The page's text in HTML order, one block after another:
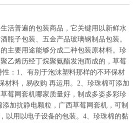
活普遍的包装商品，它关键用以新鲜水
瓶子包装、五金产品玻璃钢制品包装。
主要用途能够分成二种包装原材料。珍
乙烯历经丁烷聚氨酯发泡而成的，草莓
：1、有别于泡沫塑料那样的不环保材
材料，易收购 再运用。2、珍珠棉可添加
莓网套机哪家质量好，制成多姿多彩珍
加抗静电颗粒，广西草莓网套机，可制
以用以电子设备的包装。4、珍珠棉的黏